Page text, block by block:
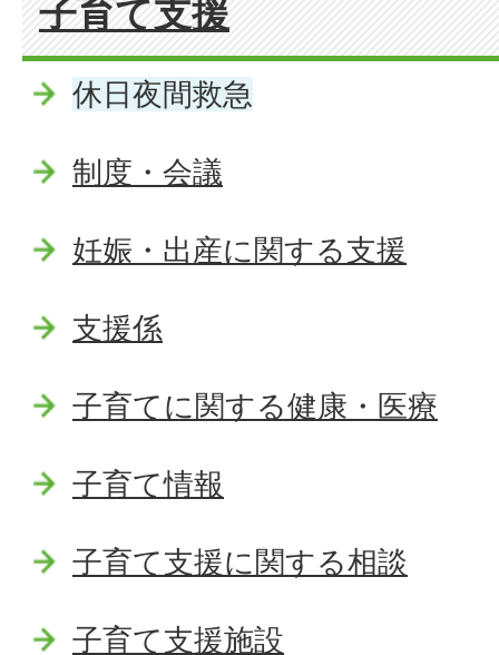
子育て支援
休日夜間救急
制度・会議
妊娠・出産に関する支援
支援係
子育てに関する健康・医療
子育て情報
子育て支援に関する相談
子育て支援施設